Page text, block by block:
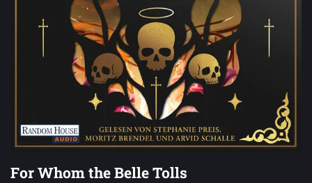
For Whom the Belle Tolls